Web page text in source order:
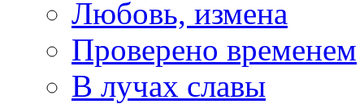
Любовь, измена
Проверено временем
В лучах славы